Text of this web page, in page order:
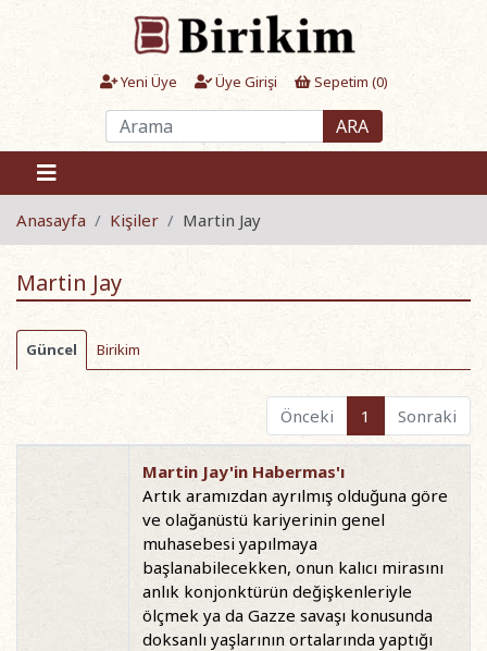
Yeni Üye Üye Girişi Sepetim (0)
ARA
Anasayfa Kişiler Martin Jay
Martin Jay
Güncel Birikim
Önceki 1 Sonraki
Martin Jay'in Habermas'ı
Artık aramızdan ayrılmış olduğuna göre
ve olağanüstü kariyerinin genel
muhasebesi yapılmaya
başlanabilecekken, onun kalıcı mirasını
anlık konjonktürün değişkenleriyle
ölçmek ya da Gazze savaşı konusunda
doksanlı yaşlarının ortalarında yaptığı